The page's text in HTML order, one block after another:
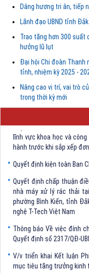
Dâng hương tri ân, tiếp
Lãnh đạo UBND tỉnh
Trao tặng hơn 300 suất
hưởng lũ lụt
Đại hội Chi đoàn Thanh
tỉnh, nhiệm kỳ 2025 -
Nâng cao vị trí, vai trò
trong thời kỳ mới
Quyết định Về việc bãi
lĩnh vực khoa học và
hành trước khi sắp xếp
nhà máy xử lý rác thải
phường Bình Kiến, tỉnh
nghệ T-Tech Việt Nam
Quyết định số 2317/QĐ-
V/v triển khai Kết luận
mục tiêu tăng trưởng kinh